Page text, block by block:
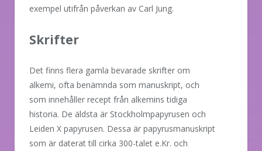
exempel utifrån påverkan av Carl Jung.
Skrifter
Det finns flera gamla bevarade skrifter om
alkemi, ofta benämnda som manuskript, och
som innehåller recept från alkemins tidiga
historia. De äldsta är Stockholmpapyrusen och
Leiden X papyrusen. Dessa är papyrusmanuskript
som är daterat till cirka 300-talet e.Kr. och